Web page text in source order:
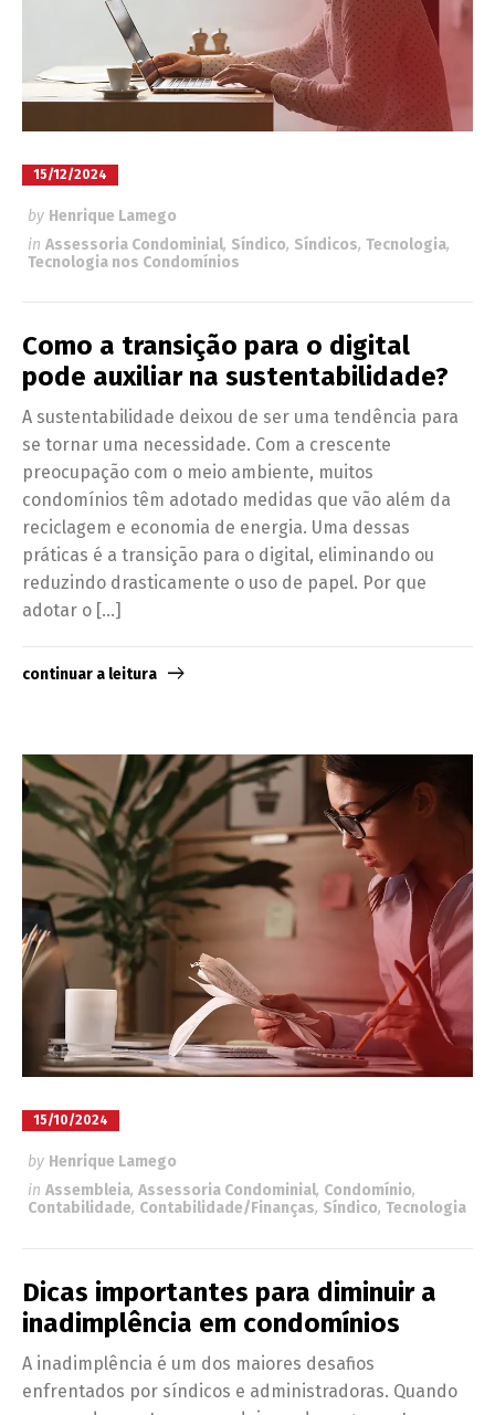
15/12/2024
by Henrique Lamego
in Assessoria Condominial, Síndico, Síndicos, Tecnologia,
Tecnologia nos Condomínios
Como a transição para o digital
pode auxiliar na sustentabilidade?
A sustentabilidade deixou de ser uma tendência para
se tornar uma necessidade. Com a crescente
preocupação com o meio ambiente, muitos
condomínios têm adotado medidas que vão além da
reciclagem e economia de energia. Uma dessas
práticas é a transição para o digital, eliminando ou
reduzindo drasticamente o uso de papel. Por que
adotar o […]
continuar a leitura
15/10/2024
by Henrique Lamego
in Assembleia, Assessoria Condominial, Condomínio,
Contabilidade, Contabilidade/Finanças, Síndico, Tecnologia
Dicas importantes para diminuir a
inadimplência em condomínios
A inadimplência é um dos maiores desafios
enfrentados por síndicos e administradoras. Quando